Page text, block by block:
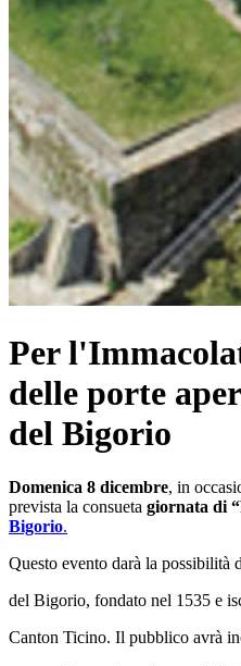
Per
delle porte
del Bigorio
Domenica 8 dicembre, in
prevista la consueta giornata di
Bigorio.
Questo evento darà la possibilità
del Bigorio, fondato nel 1535 e
Canton Ticino. Il pubblico avrà